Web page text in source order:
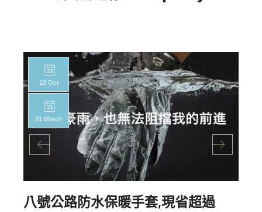
12 Oct
31 March
八號公路防水保暖手套,現省超過